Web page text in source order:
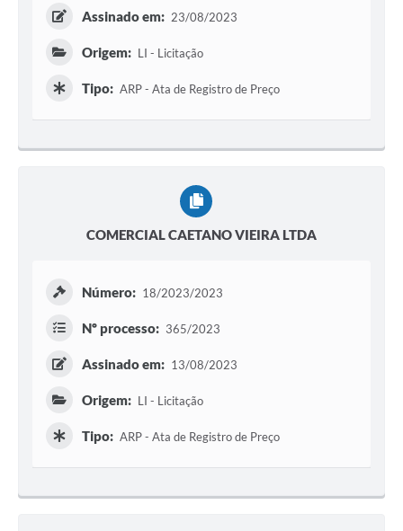
Assinado em: 23/08/2023
Origem: LI - Licitação
Tipo: ARP - Ata de Registro de Preço
COMERCIAL CAETANO VIEIRA LTDA
Número: 18/2023/2023
Nº processo: 365/2023
Assinado em: 13/08/2023
Origem: LI - Licitação
Tipo: ARP - Ata de Registro de Preço